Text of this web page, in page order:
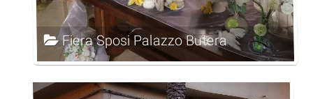
Fiera Sposi Palazzo Butera